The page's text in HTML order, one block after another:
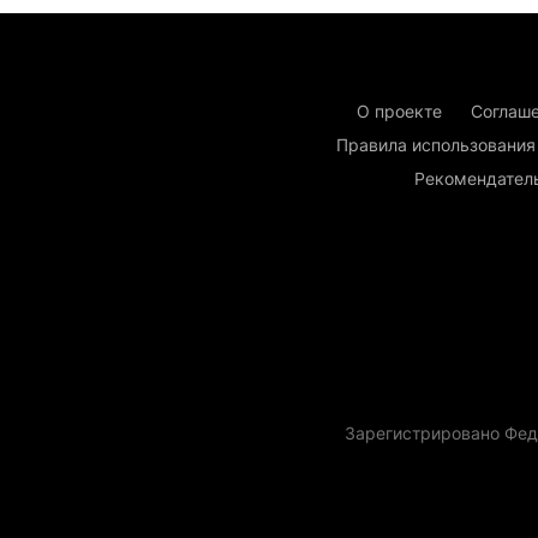
О проекте
Правила
Зарегистрировано